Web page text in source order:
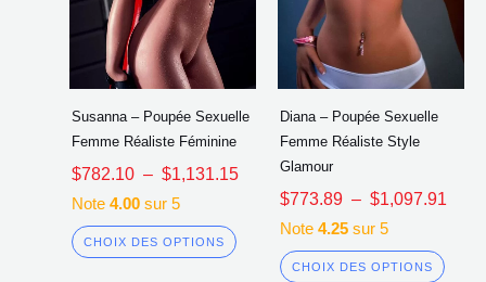
Susanna – Poupée Sexuelle
Femme Réaliste Féminine
$782.10 – $1,131.15
Note 4.00sur 5
CHOIX DES OPTIONS
Diana – Poupée Sexuelle
Femme Réaliste Style
Glamour
$773.89 – $1,097.91
Note 4.25sur 5
CHOIX DES OPTIONS